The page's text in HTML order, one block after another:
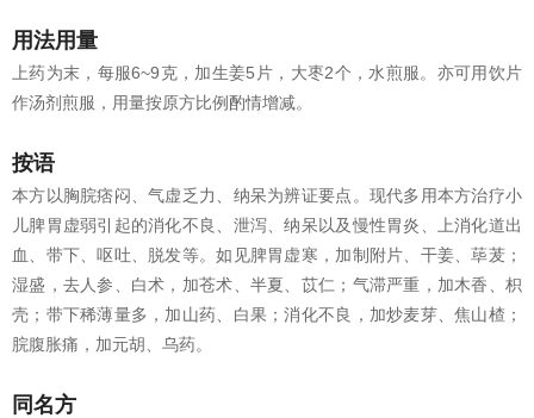
用法用量
上药为末，每服6~9克，加生姜5片，大枣2个，水煎服。亦可用饮片
作汤剂煎服，用量按原方比例酌情增减。
按语
本方以胸脘痞闷、气虚乏力、纳呆为辨证要点。现代多用本方治疗小
儿脾胃虚弱引起的消化不良、泄泻、纳呆以及慢性胃炎、上消化道出
血、带下、呕吐、脱发等。如见脾胃虚寒，加制附片、干姜、荜茇；
湿盛，去人参、白术，加苍术、半夏、苡仁；气滞严重，加木香、枳
壳；带下稀薄量多，加山药、白果；消化不良，加炒麦芽、焦山楂；
脘腹胀痛，加元胡、乌药。
同名方